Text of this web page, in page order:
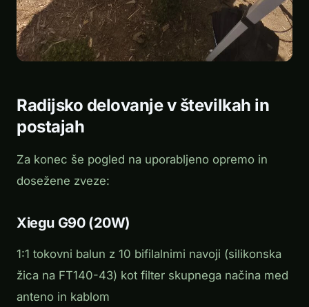
Radijsko delovanje v številkah in
postajah
Za konec še pogled na uporabljeno opremo in
dosežene zveze:
Xiegu G90 (20W)
1:1 tokovni balun z 10 bifilalnimi navoji (silikonska
žica na FT140-43) kot filter skupnega načina med
anteno in kablom